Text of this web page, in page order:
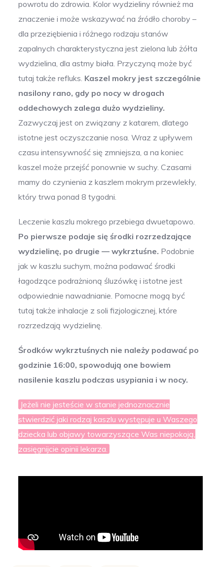
powrotu do zdrowia. Kolor wydzieliny również ma
znaczenie i może wskazywać na źródło choroby –
dla przeziębienia i różnego rodzaju stanów
zapalnych charakterystyczna jest zielona lub żółta
wydzielina, dla astmy biała. Przyczyną może być
tutaj także refluks. Kaszel mokry jest szczególnie
nasilony rano, gdy po nocy w drogach
oddechowych zalega dużo wydzieliny.
Zazwyczaj jest on związany z katarem, dlatego
istotne jest oczyszczanie nosa. Wraz z upływem
czasu intensywność się zmniejsza, a na koniec
kaszel może przejść ponownie w suchy. Czasami
mamy do czynienia z kaszlem mokrym przewlekły,
który trwa ponad 8 tygodni.
Leczenie kaszlu mokrego przebiega dwuetapowo.
Po pierwsze podaje się środki rozrzedzające
wydzielinę, po drugie — wykrztuśne. Podobnie
jak w kaszlu suchym, można podawać środki
łagodzące podrażnioną śluzówkę i istotne jest
odpowiednie nawadnianie. Pomocne mogą być
tutaj także inhalacje z soli fizjologicznej, które
rozrzedzają wydzielinę.
Środków wykrztuśnych nie należy podawać po
godzinie 16:00, spowodują one bowiem
nasilenie kaszlu podczas usypiania i w nocy.
Jeżeli nie jesteście w stanie jednoznacznie
stwierdzić jaki rodzaj kaszlu występuje u Waszego
dziecka lub objawy towarzyszące Was niepokoją,
zasięgnijcie opinii lekarza.